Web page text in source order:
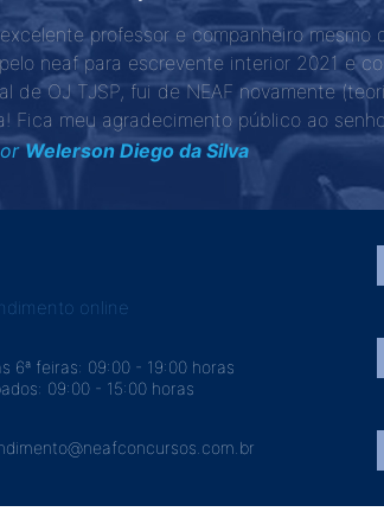
professor e companheiro
neaf para escrevente interior 2021 e
de OJ TJSP, fui de NEAF novamente
Fica meu agradecimento público ao
Welerson Diego da Silva
online
6ª feiras: 09:00 - 19:00 horas
09:00 - 15:00 horas